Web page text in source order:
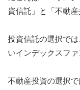
資信託」と「不動産
投資信託の選択で
いインデックスフ
不動産投資の選択